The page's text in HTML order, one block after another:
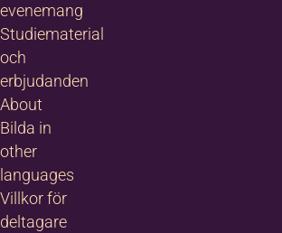
Tingshuset i
Östersund
varit en
för olika
kultur. Här
och skapas
givande
och
evenemang
Studiematerial
och
erbjudanden
About
Bilda in
other
languages
Villkor för
deltagare